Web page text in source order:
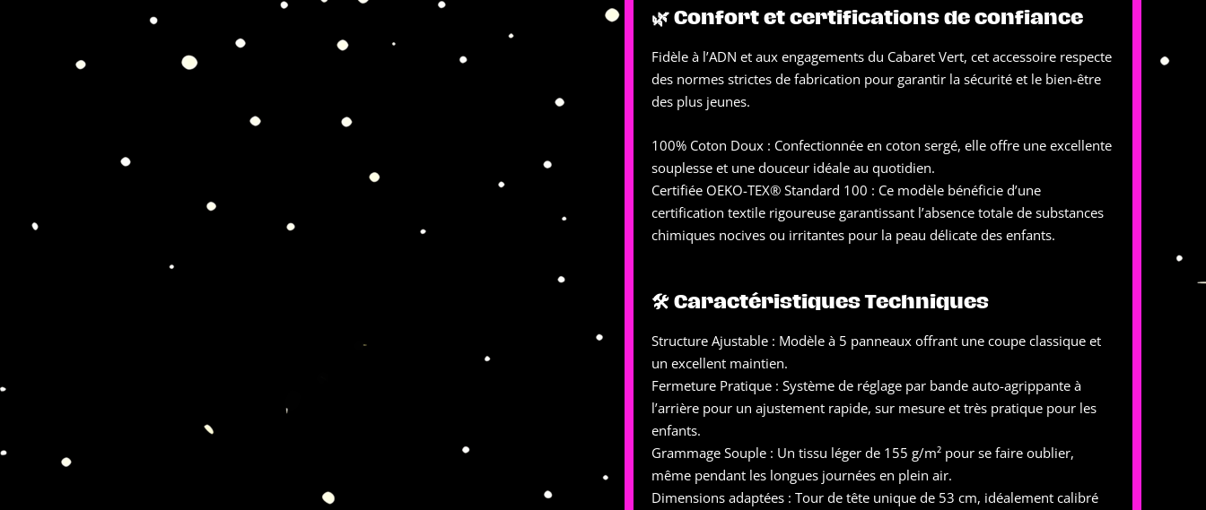
🌿 Confort et certifications de confiance
Fidèle à l’ADN et aux engagements du Cabaret Vert, cet accessoire respecte
des normes strictes de fabrication pour garantir la sécurité et le bien-être
des plus jeunes.
100% Coton Doux : Confectionnée en coton sergé, elle offre une excellente
souplesse et une douceur idéale au quotidien.
Certifiée OEKO-TEX® Standard 100 : Ce modèle bénéficie d’une
certification textile rigoureuse garantissant l’absence totale de substances
chimiques nocives ou irritantes pour la peau délicate des enfants.
🛠 Caractéristiques Techniques
Structure Ajustable : Modèle à 5 panneaux offrant une coupe classique et
un excellent maintien.
Fermeture Pratique : Système de réglage par bande auto-agrippante à
l’arrière pour un ajustement rapide, sur mesure et très pratique pour les
enfants.
Grammage Souple : Un tissu léger de 155 g/m² pour se faire oublier,
même pendant les longues journées en plein air.
Dimensions adaptées : Tour de tête unique de 53 cm, idéalement calibré